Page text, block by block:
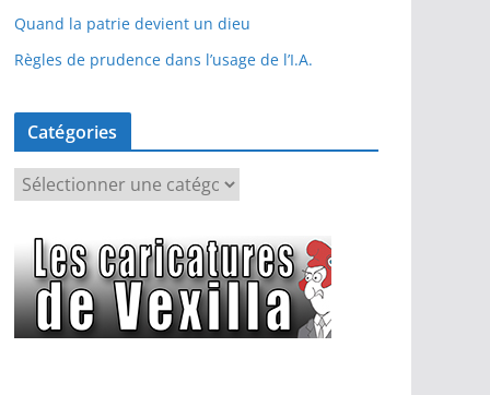
Quand la patrie devient un dieu
Règles de prudence dans l’usage de l’I.A.
Catégories
é
g
o
r